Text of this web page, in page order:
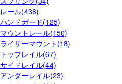
レール(438)
ハンドガード(125)
マウントレール(150)
ライザーマウント(18)
トップレイル(67)
サイドレイル(44)
アンダーレイル(23)